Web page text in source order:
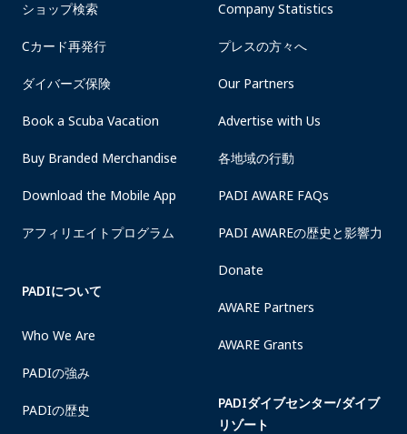
ショップ検索
Cカード再発行
ダイバーズ保険
Book a Scuba Vacation
Buy Branded Merchandise
Download the Mobile App
アフィリエイトプログラム
PADIについて
Who We Are
PADIの強み
PADIの歴史
Company Statistics
プレスの方々へ
Our Partners
Advertise with Us
各地域の行動
PADI AWARE FAQs
PADI AWAREの歴史と影響力
Donate
AWARE Partners
AWARE Grants
PADIダイブセンター/ダイブ
リゾート